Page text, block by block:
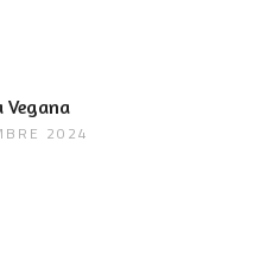
Vegana
2024